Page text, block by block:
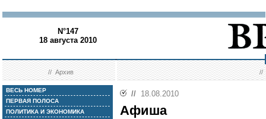
N°147
18 августа 2010
//Архив //
ВЕСЬ НОМЕР
ПЕРВАЯ ПОЛОСА
ПОЛИТИКА И ЭКОНОМИКА
// 18.08.2010
Афиша